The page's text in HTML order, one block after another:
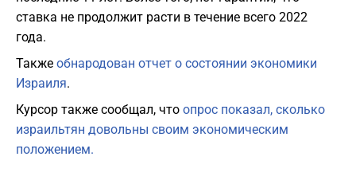
ставка не продолжит расти в течение всего 2022
года.
Также обнародован отчет о состоянии экономики
Израиля.
Курсор также сообщал, что опрос показал, сколько
израильтян довольны своим экономическим
положением.